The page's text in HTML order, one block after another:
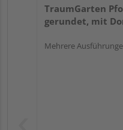
TraumGarten
gerundet, mit
Mehrere